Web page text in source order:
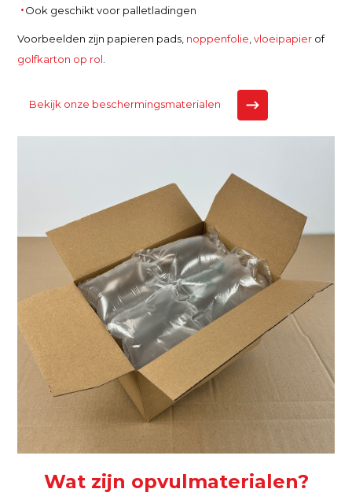
Ook geschikt voor palletladingen
Voorbeelden zijn papieren pads, noppenfolie ,vloeipapier of
golfkarton op rol
Bekijk onze beschermingsmaterialen
Wat zijn opvulmaterialen?